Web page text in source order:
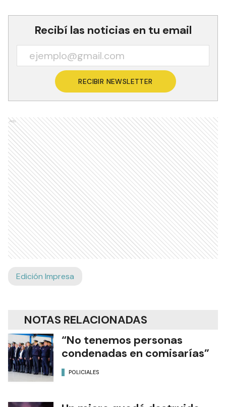
Recibí las noticias en tu email
RECIBIR NEWSLETTER
Ads
Edición Impresa
NOTAS RELACIONADAS
“No tenemos personas
condenadas en comisarías”
POLICIALES